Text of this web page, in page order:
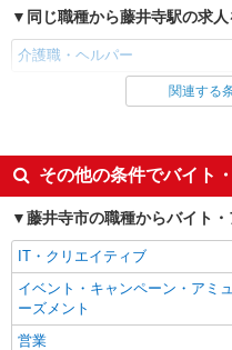
同じ職種から藤井寺駅の求
介護職・ヘルパー
同じ雇用形態から藤井寺駅
同じ特徴から藤井寺駅の求
入社日応相談
経験者・有資格者歓迎
女性活躍中
フリーター歓迎
ブランクOK
関連する
その他の条件でバイト
藤井寺市の職種からバイト
IT・クリエイティブ
イベント・キャンペーン・アミュ
ーズメント
営業